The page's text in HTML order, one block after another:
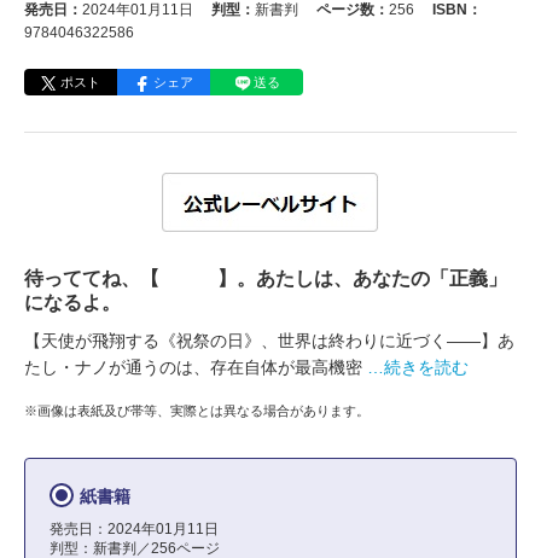
発売日： 2024年01月11日 判型： 新書判 ページ数： 256
ISBN：
9784046322586
ポスト シェア 送る
待っててね、【 】。あたしは、あなたの「正義」
になるよ。
【天使が飛翔する《祝祭の日》、世界は終わりに近づく――】あ
たし・ナノが通うのは、存在自体が最高機密
…続きを読む
※画像は表紙及び帯等、実際とは異なる場合があります。
紙書籍
発売日：2024年01月11日
判型：新書判／256ページ